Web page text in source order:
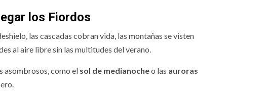
los Fiordos
las cascadas cobran vida, las montañas se visten
al aire libre sin las multitudes del verano.
asombrosos, como el sol de medianocheo las auroras